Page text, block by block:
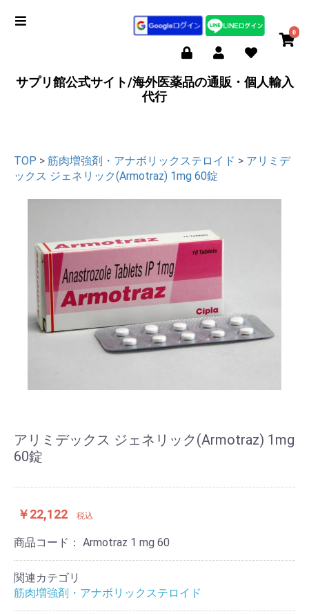
0
サプリ館公式サイト/海外医薬品の通販・個人輸入
代行
TOP > 筋肉増強剤・アナボリックステロイド > アリミデ
ックス ジェネリック(Armotraz) 1mg 60錠
アリミデックス ジェネリック(Armotraz) 1mg
60錠
￥22,122 税込
商品コード： Armotraz 1 mg 60
関連カテゴリ
筋肉増強剤・アナボリックステロイド